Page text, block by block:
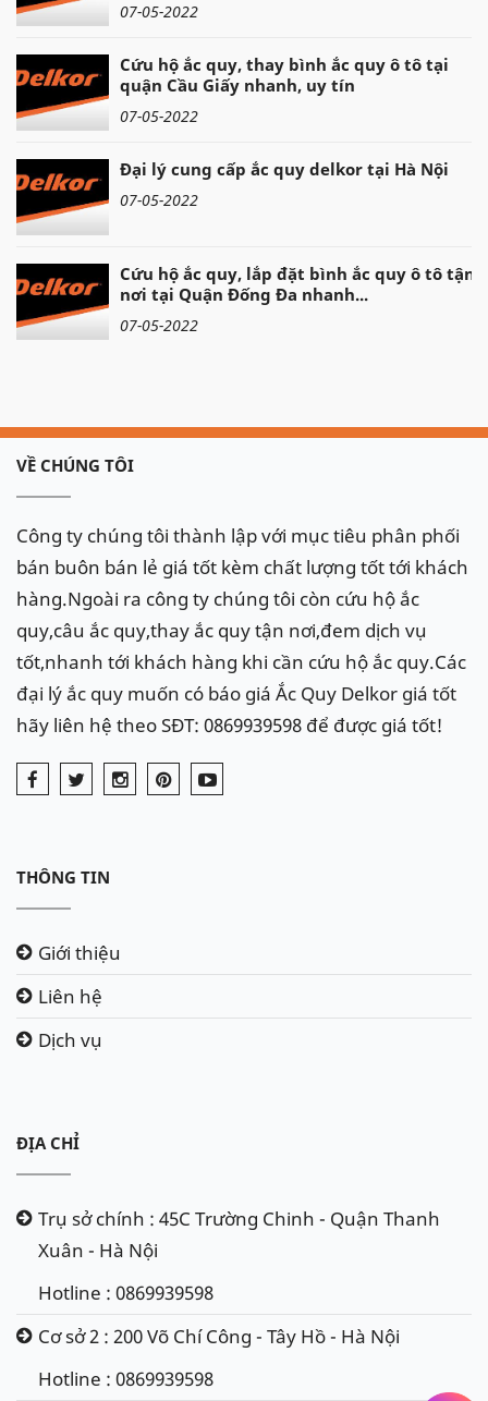
07-05-2022
Cứu hộ ắc quy, thay bình ắc quy ô tô tại
quận Cầu Giấy nhanh, uy tín
07-05-2022
Đại lý cung cấp ắc quy delkor tại Hà Nội
07-05-2022
Cứu hộ ắc quy, lắp đặt bình ắc quy ô tô tận
nơi tại Quận Đống Đa nhanh...
07-05-2022
VỀ CHÚNG TÔI
Công ty chúng tôi thành lập với mục tiêu phân phối
bán buôn bán lẻ giá tốt kèm chất lượng tốt tới khách
hàng.Ngoài ra công ty chúng tôi còn cứu hộ ắc
quy,câu ắc quy,thay ắc quy tận nơi,đem dịch vụ
tốt,nhanh tới khách hàng khi cần cứu hộ ắc quy.Các
đại lý ắc quy muốn có báo giá Ắc Quy Delkor giá tốt
hãy liên hệ theo SĐT: 0869939598 để được giá tốt!
THÔNG TIN
Giới thiệu
Liên hệ
Dịch vụ
ĐỊA CHỈ
Trụ sở chính : 45C Trường Chinh - Quận Thanh
Xuân - Hà Nội
Hotline : 0869939598
Cơ sở 2 : 200 Võ Chí Công - Tây Hồ - Hà Nội
Hotline : 0869939598